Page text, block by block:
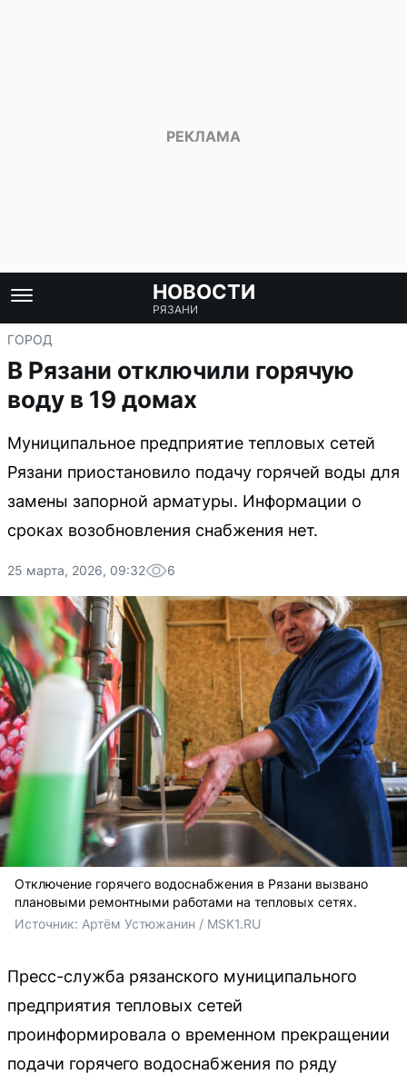
НОВОСТИ
РЯЗАНИ
ГОРОД
В Рязани отключили горячую
воду в 19 домах
Муниципальное предприятие тепловых сетей
Рязани приостановило подачу горячей воды для
замены запорной арматуры. Информации о
сроках возобновления снабжения нет.
25 марта, 2026, 09:32 6
Отключение горячего водоснабжения в Рязани вызвано
плановыми ремонтными работами на тепловых сетях.
Источник: Артём Устюжанин / MSK1.RU
Пресс-служба рязанского муниципального
предприятия тепловых сетей
проинформировала о временном прекращении
подачи горячего водоснабжения по ряду